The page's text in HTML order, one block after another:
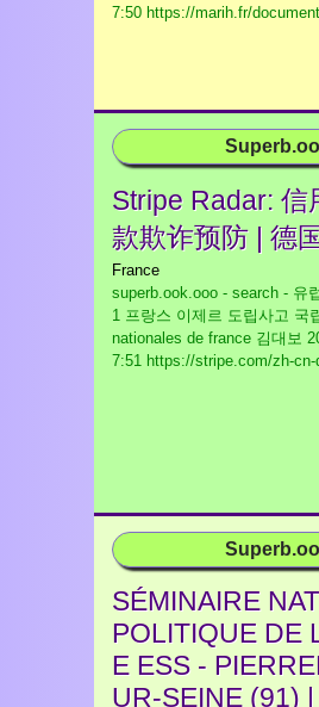
7:50 https://marih.fr/
Stripe Radar: 信
款欺诈预防 | 德
France
superb.ook.ooo - search - 유
1 프랑스 이제르 도립사고 국
nationales de france 김대보
7:51 https://stripe.com/zh-cn-
SÉMINAIRE
POLITIQUE DE
E ESS -
UR-SEINE (91)